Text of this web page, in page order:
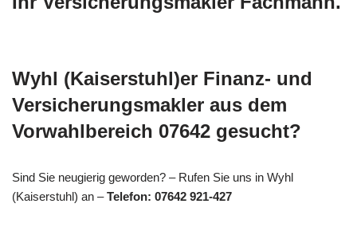
Wyhl (Kaiserstuhl)er Finanz- und
Versicherungsmakler aus dem
Vorwahlbereich 07642 gesucht?
Sind Sie neugierig geworden? – Rufen Sie uns in Wyhl
(Kaiserstuhl) an –Telefon: 07642 921-427